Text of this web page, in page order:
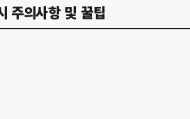
주의사항 및 꿀팁